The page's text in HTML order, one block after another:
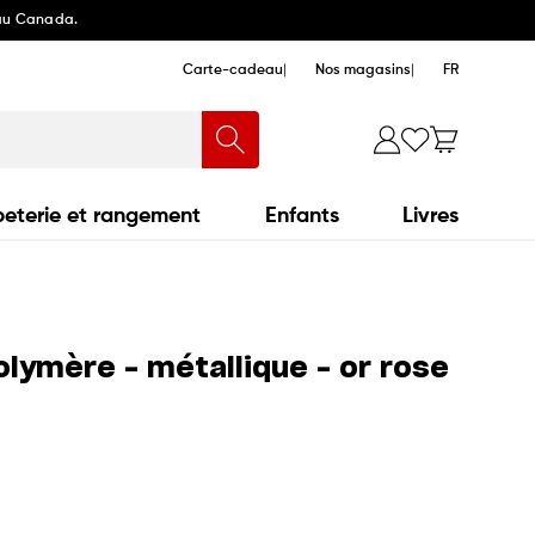
Canada.
Carte-cadeau Nos magasins FR
et rangement Enfants Livres
- métallique - or rose